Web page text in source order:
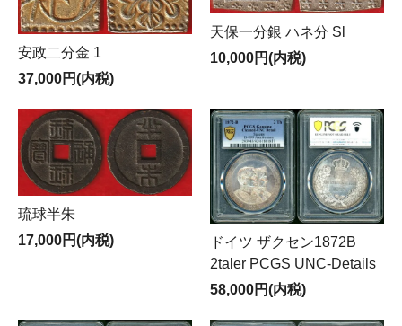
安政二分金 1
37,000円(内税)
天保一分銀 ハネ分 Sl
10,000円(内税)
琉球半朱
17,000円(内税)
ドイツ ザクセン1872B
2taler PCGS UNC-Details
58,000円(内税)